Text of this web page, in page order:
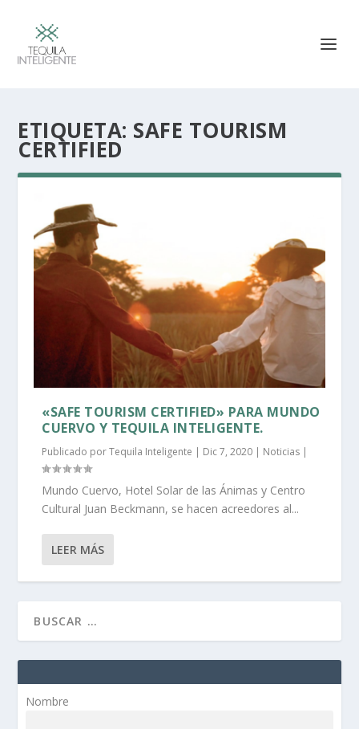
ETIQUETA: SAFE TOURISM
CERTIFIED
«SAFE TOURISM CERTIFIED» PARA MUNDO
CUERVO Y TEQUILA INTELIGENTE.
Publicado porTequila Inteligente | Dic 7, 2020 | Noticias |
Mundo Cuervo, Hotel Solar de las Ánimas y Centro
Cultural Juan Beckmann, se hacen acreedores al...
LEER MÁS
Nombre